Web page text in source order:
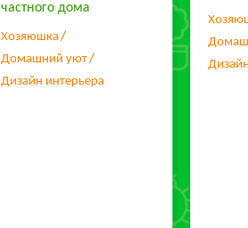
частного дома
Хозяюшка
Домашний уют
Дизайн интерьера